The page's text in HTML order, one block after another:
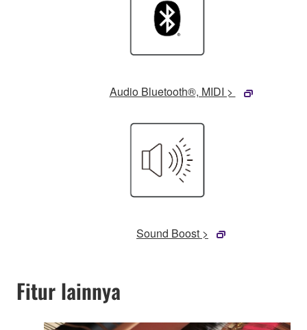
Audio Bluetooth®, MIDI >
Sound Boost >
Fitur lainnya